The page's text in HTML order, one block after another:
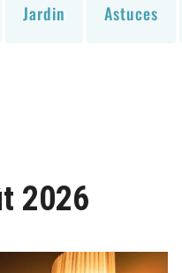
Jardin Astuces
2026